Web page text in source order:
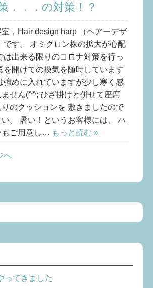
．．．の対策！？
，Hair design harp （ヘアーデザ
です。 オミクロン株の拡大が心配
は出来る限りのコロナ対策を行っ
を開けての換気を随時しています
強めに入れていますが少し寒く感
ません(^^; ひざ掛けと併せて座席
のクッションを 敷きましたので
。 暑い！というお客様には、 ハ
もご用意し… もっと読む »
へ
ってきました